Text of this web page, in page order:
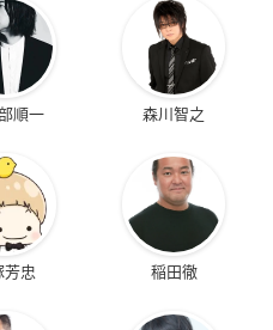
順一 森川智之
芳忠 稲田徹